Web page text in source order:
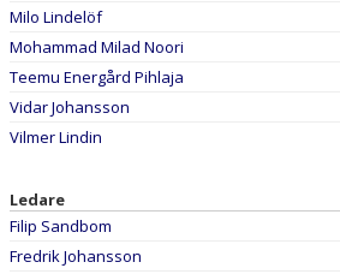
Milo Lindelöf
Mohammad Milad Noori
Teemu Energård Pihlaja
Vidar Johansson
Vilmer Lindin
Ledare
Filip Sandbom
Fredrik Johansson